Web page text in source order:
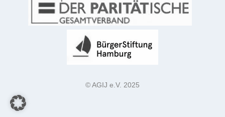
© AGIJ e.V. 2025